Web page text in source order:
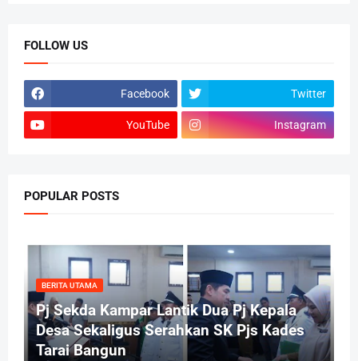
FOLLOW US
Facebook Twitter
YouTube Instagram
POPULAR POSTS
BERITA UTAMA
Pj Sekda Kampar Lantik Dua Pj Kepala
Desa Sekaligus Serahkan SK Pjs Kades
Tarai Bangun